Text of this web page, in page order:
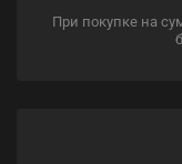
При покупке на